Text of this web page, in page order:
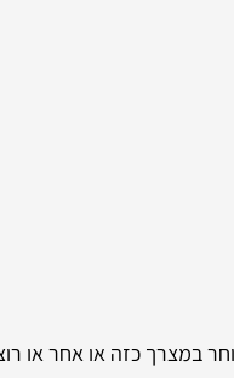
במצרך כזה או אחר או